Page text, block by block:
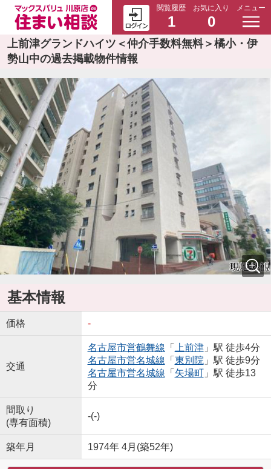
閲覧履歴
1
お気に入り
0
メニュー
上前津グランドハイツ＜仲介手数料無料＞橘小・伊
勢山中の過去掲載物件情報
基本情報
価格 -
交通
名古屋市営鶴舞線 「 上前津」駅 徒歩4分
名古屋市営名城線 「 東別院 」駅 徒歩9分
名古屋市営名城線 「 矢場町」駅 徒歩13
分
間取り
(専有面積)
-(-)
築年月 1974年 4月(築52年)